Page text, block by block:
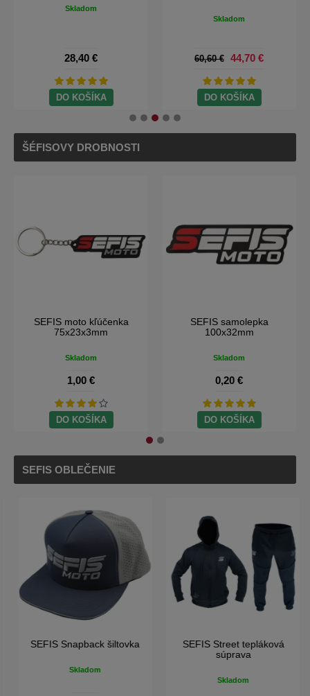
Skladom
28,40 €
DO KOŠÍKA
Skladom
60,60 € 44,70 €
DO KOŠÍKA
ŠÉFISOVY DROBNOSTI
SEFIS moto kľúčenka
75x23x3mm
Skladom
1,00 €
DO KOŠÍKA
SEFIS samolepka
100x32mm
Skladom
0,20 €
DO KOŠÍKA
SEFIS OBLEČENIE
SEFIS Snapback šiltovka
Skladom
SEFIS Street tepláková
súprava
Skladom